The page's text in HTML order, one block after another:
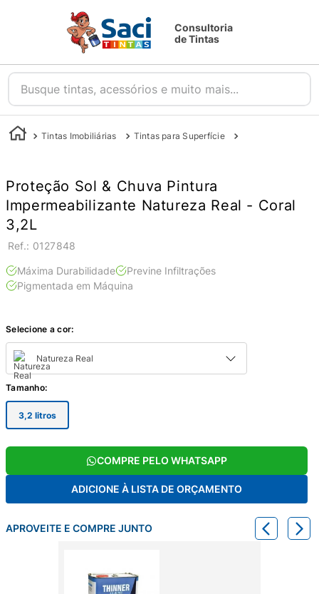
Consultoria
de Tintas
Busque tintas, acessórios e muito mais...
Tintas Imobiliárias Tintas para Superfície
Proteção Sol & Chuva Pintura
Impermeabilizante Natureza Real - Coral
3,2L
: 0127848
Máxima Durabilidade
Previne Infiltrações
Pigmentada em Máquina
Selecione a cor:
Natureza Real
Tamanho:
3,2 litros
COMPRE PELO WHATSAPP
ADICIONE À LISTA DE ORÇAMENTO
APROVEITE E COMPRE JUNTO